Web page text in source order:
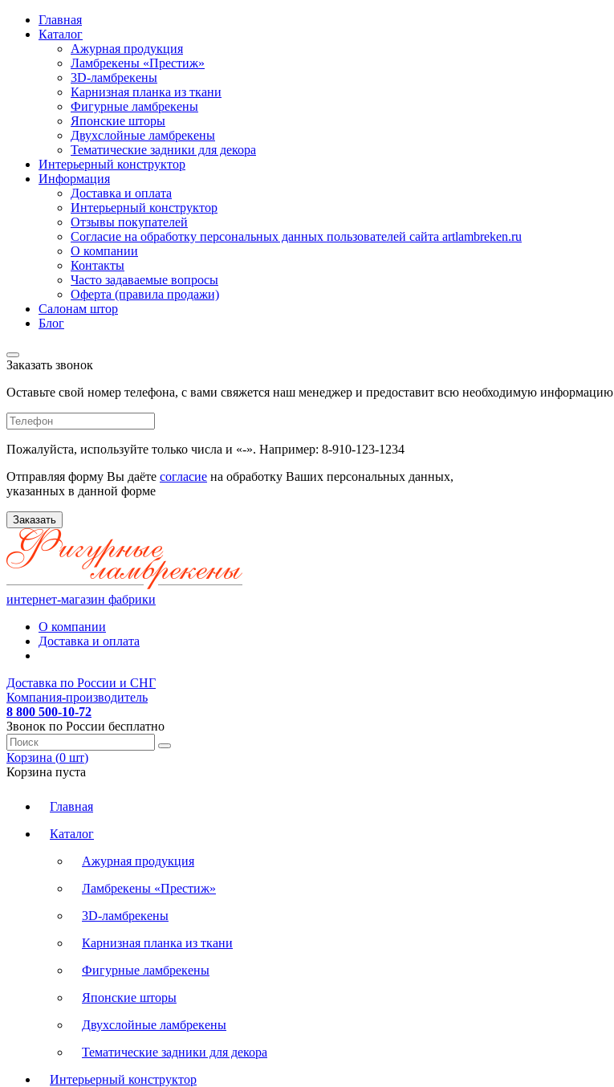
Главная
Каталог
Ажурная продукция
Ламбрекены «Престиж»
3D-ламбрекены
Карнизная планка из ткани
Фигурные ламбрекены
Японские шторы
Двухслойные ламбрекены
Тематические задники для декора
Интерьерный конструктор
Информация
Доставка и оплата
Интерьерный конструктор
Отзывы покупателей
Согласие на обработку персональных данных пользователей сайта artlambreken.ru
О компании
Контакты
Часто задаваемые вопросы
Оферта (правила продажи)
Салонам штор
Блог
Заказать звонок
Оставьте свой номер телефона, с вами свяжется наш менеджер и предоставит всю необходимую информацию
Пожалуйста, используйте только числа и «-». Например: 8-910-123-1234
Отправляя форму Вы даёте согласие на обработку Ваших персональных данных,
указанных в данной форме
Заказать
интернет-магазин фабрики
О компании
Доставка и оплата
Доставка по России и СНГ
Компания-производитель
8 800 500-10-72
Звонок по России бесплатно
Корзина (0 шт)
Корзина пуста
Главная
Каталог
Ажурная продукция
Ламбрекены «Престиж»
3D-ламбрекены
Карнизная планка из ткани
Фигурные ламбрекены
Японские шторы
Двухслойные ламбрекены
Тематические задники для декора
Интерьерный конструктор